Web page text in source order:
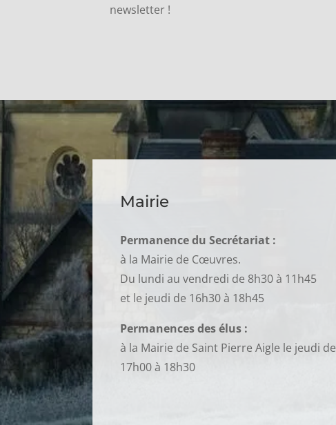
newsletter !
Mairie
Permanence du Secrétariat :
à la Mairie de Cœuvres.
Du lundi au vendredi de 8h30 à 11h45
et le jeudi de 16h30 à 18h45
Permanences des élus :
à la Mairie de Saint Pierre Aigle le jeudi de
17h00 à 18h30